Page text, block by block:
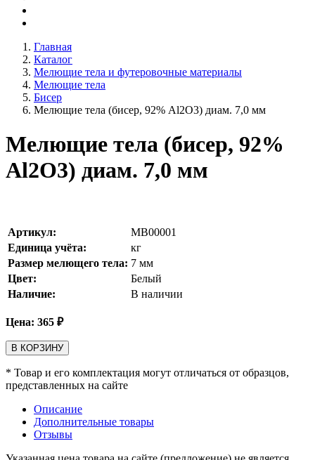
Главная
Каталог
Мелющие тела и футеровочные материалы
Мелющие тела
Бисер
Мелющие тела (бисер, 92% Al2O3) диам. 7,0 мм
Мелющие тела (бисер, 92%
Al2O3) диам. 7,0 мм
Артикул:
MB00001
Единица учёта:
кг
Размер мелющего тела: 7 мм
Цвет:
Белый
Наличие:
В наличии
Цена: 365 ₽
В КОРЗИНУ
* Товар и его комплектация могут отличаться от образцов,
представленных на сайте
Описание
Дополнительные товары
Отзывы